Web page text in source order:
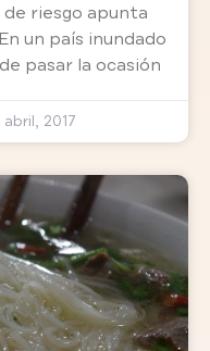
riesgo apunta
un país inundado
pasar la ocasión
abril, 2017